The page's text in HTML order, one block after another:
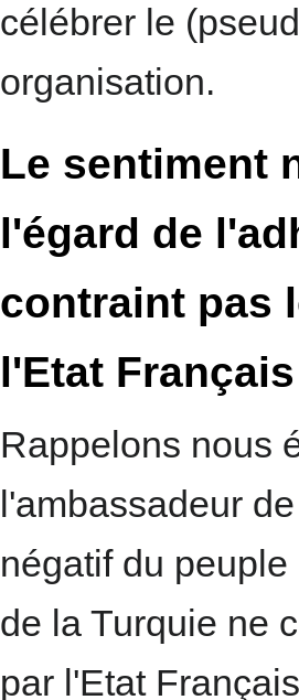
célébrer le
organisation.
Le sentiment
l'égard de
contraint pas
l'Etat Français
Rappelons nous
l'ambassadeur
négatif du
de la Turquie ne
par l'Etat